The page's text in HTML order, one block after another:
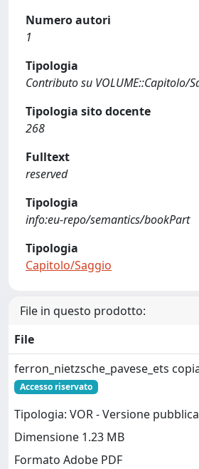
Numero autori
1
Tipologia
Contributo su VOLUME::Capitolo/
Tipologia sito docente
268
Fulltext
reserved
Tipologia
info:eu-repo/semantics/bookPart
Tipologia
Capitolo/Saggio
File in questo prodotto:
File
ferron_nietzsche_pavese_ets
Accesso riservato
Tipologia: VOR - Versione
Dimensione 1.23 MB
Formato Adobe PDF